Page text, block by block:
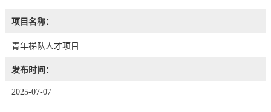
项目名称：
青年梯队人才项目
发布时间：
2025-07-07